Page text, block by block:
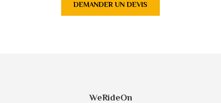
DEMANDER UN DEVIS
WeRideOn